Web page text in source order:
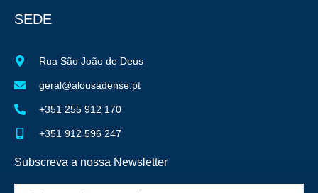
SEDE
Rua São João de Deus
geral@alousadense.pt
+351 255 912 170
+351 912 596 247
Subscreva a nossa Newsletter